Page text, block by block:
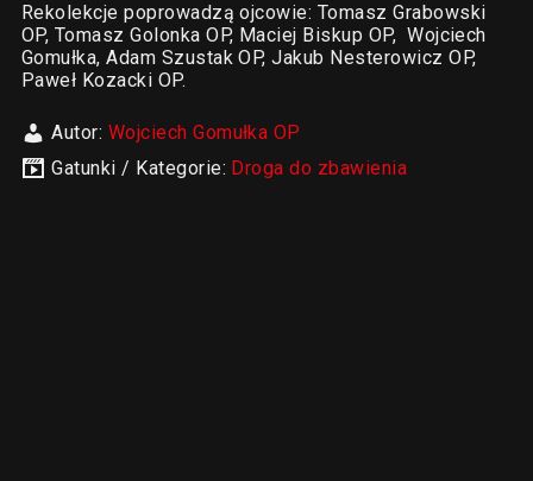
Rekolekcje poprowadzą ojcowie: Tomasz Grabowski
OP, Tomasz Golonka OP, Maciej Biskup OP, Wojciech
Gomułka, Adam Szustak OP, Jakub Nesterowicz OP,
Paweł Kozacki OP.
Autor: Wojciech Gomułka OP
Gatunki / Kategorie: Droga do zbawienia